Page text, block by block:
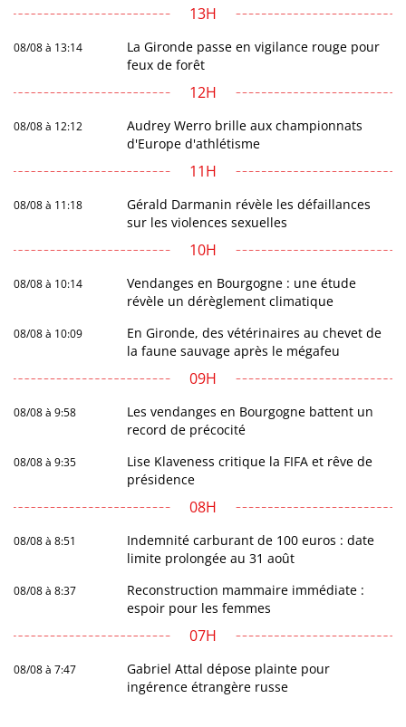
13H
08/08 à 13:14
La Gironde passe en vigilance rouge pour
feux de forêt
12H
08/08 à 12:12
Audrey Werro brille aux championnats
d'Europe d'athlétisme
11H
08/08 à 11:18
Gérald Darmanin révèle les défaillances
sur les violences sexuelles
10H
08/08 à 10:14
Vendanges en Bourgogne : une étude
révèle un dérèglement climatique
08/08 à 10:09
En Gironde, des vétérinaires au chevet de
la faune sauvage après le mégafeu
09H
08/08 à 9:58
Les vendanges en Bourgogne battent un
record de précocité
08/08 à 9:35
Lise Klaveness critique la FIFA et rêve de
présidence
08H
08/08 à 8:51
Indemnité carburant de 100 euros : date
limite prolongée au 31 août
08/08 à 8:37
Reconstruction mammaire immédiate :
espoir pour les femmes
07H
08/08 à 7:47
Gabriel Attal dépose plainte pour
ingérence étrangère russe